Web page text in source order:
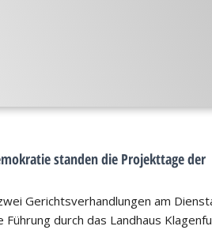
standen die Projekttage der
Gerichtsverhandlungen am
durch das Landhaus